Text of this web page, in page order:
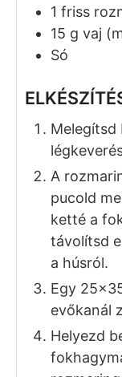
1 friss
15 g vaj
Só
Melegítsd
A
pucold
ketté a
távolítsd
a húsról.
Egy
evőkanál
Helyezd